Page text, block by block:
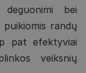
deguonimi bei
puikiomis randų
pat efektyviai
veiksnių